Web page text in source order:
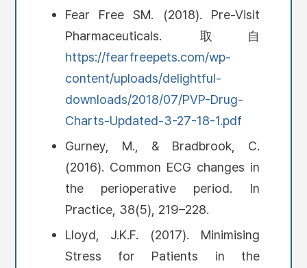
Fear Free SM. (2018). Pre-Visit
Pharmaceuticals. 取自
https://fearfreepets.com/wp-
content/uploads/delightful-
downloads/2018/07/PVP-Drug-
Charts-Updated-3-27-18-1.pdf
Gurney, M., & Bradbrook, C.
(2016). Common ECG changes in
the perioperative period. In
Practice, 38(5), 219–228.
Lloyd, J.K.F. (2017). Minimising
Stress for Patients in the